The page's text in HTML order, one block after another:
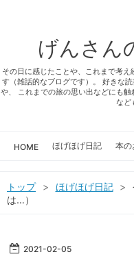
げんさん
その日に感じたことや、これまで考
す（雑話的なブログです）。 好きな
や、 これまでの旅の思い出などにも
など
HOME ほげほげ日記 本の
トップ > ほげほげ日記 >
は…）
2021-02-05